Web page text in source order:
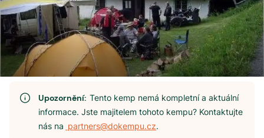
Upozornění:Tento kemp nemá kompletní a aktuální
informace. Jste majitelem tohoto kempu? Kontaktujte
nás na partners@dokempu.cz.